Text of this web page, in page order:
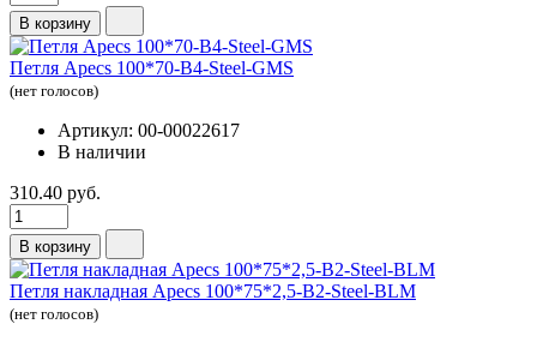
В корзину
Петля Apecs 100*70-B4-Steel-GMS
(нет голосов)
Артикул: 00-00022617
В наличии
310.40 руб.
В корзину
Петля накладная Apecs 100*75*2,5-B2-Steel-BLM
(нет голосов)